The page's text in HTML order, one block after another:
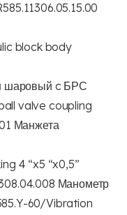
block body
шаровый c БРС
valve coupling
Манжета
4 “x5 “x0,5”
Манометр
60/Vibration